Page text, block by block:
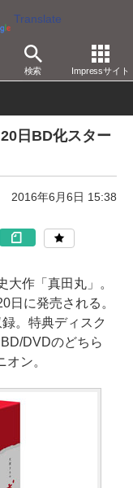
Translate
検索 Impressサイト
日BD化スター
2016年6月6日 15:38
作「真田丸」。
日に発売される。
。特典ディスク
DVDのどちら
ン。